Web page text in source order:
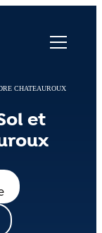
CHATEAUROUX
et